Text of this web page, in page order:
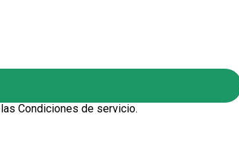
Condiciones de servicio.